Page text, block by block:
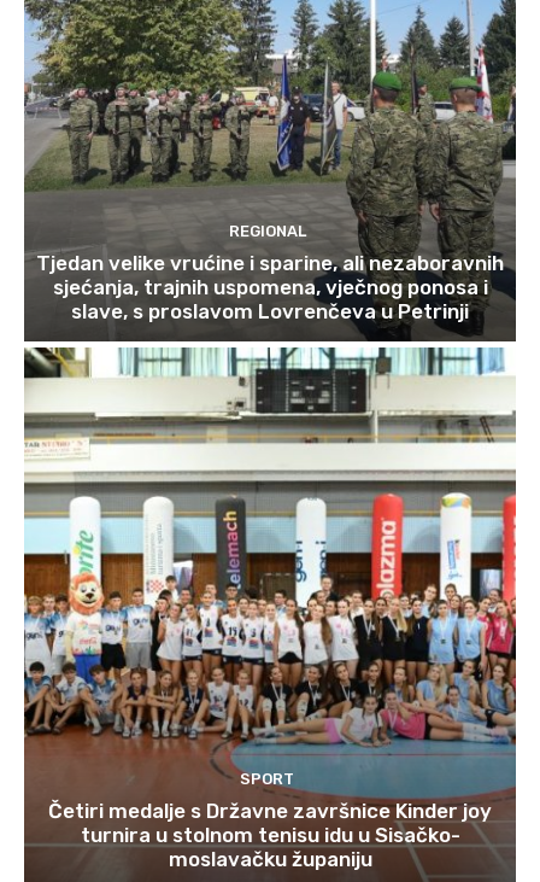
REGIONAL
Tjedan velike vrućine i sparine, ali nezaboravnih
sjećanja, trajnih uspomena, vječnog ponosa i
slave, s proslavom Lovrenčeva u Petrinji
SPORT
Četiri medalje s Državne završnice Kinder joy
turnira u stolnom tenisu idu u Sisačko-
moslavačku županiju